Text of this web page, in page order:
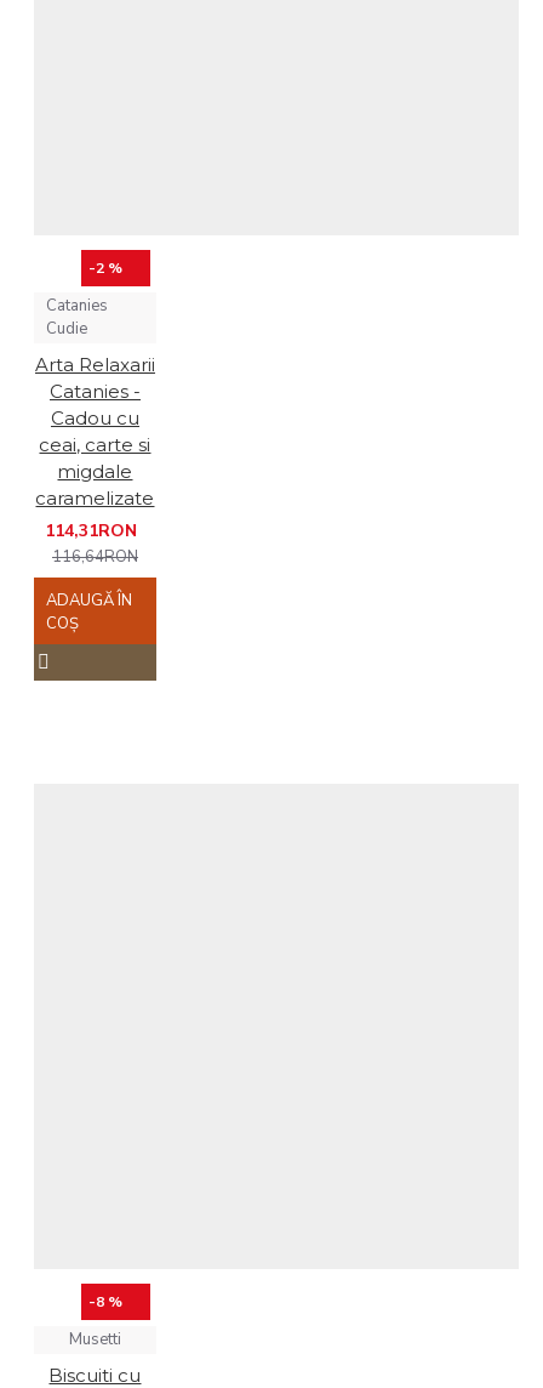
-2 %
Catanies
Cudie
Arta Relaxarii
Catanies -
Cadou cu
ceai, carte si
migdale
caramelizate
114,31RON
116,64RON
ADAUGĂ ÎN
COŞ
-8 %
Musetti
Biscuiti cu